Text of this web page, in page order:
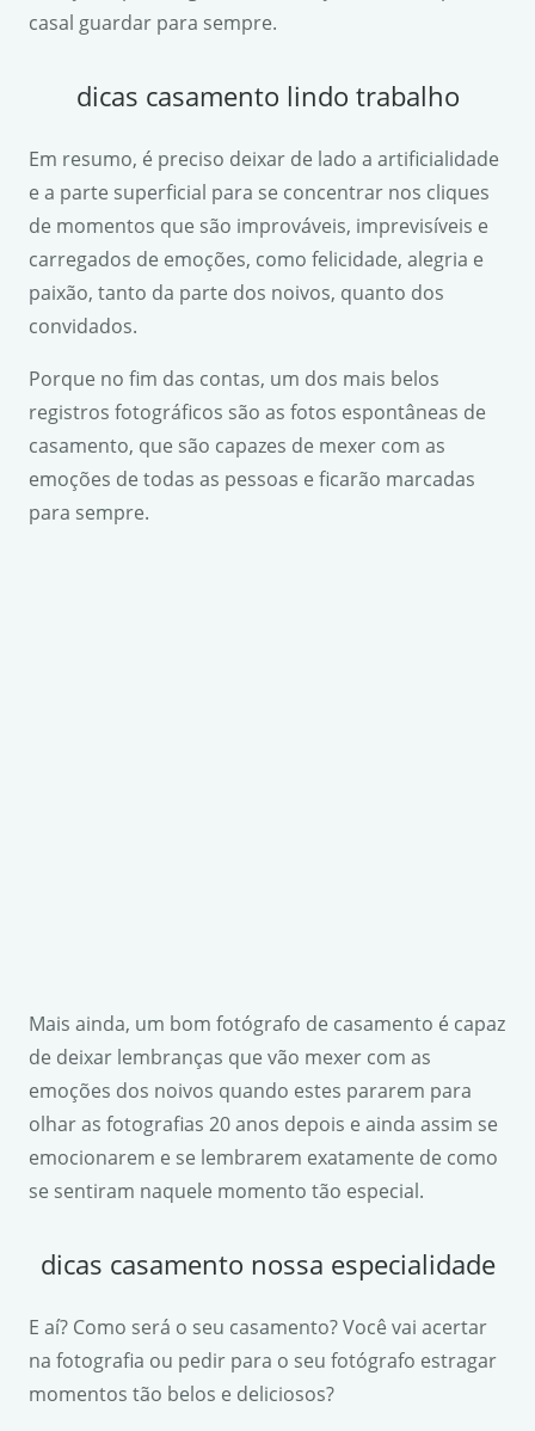
casal guardar para sempre.
dicas casamento lindo trabalho
Em resumo, é preciso deixar de lado a artificialidade
e a parte superficial para se concentrar nos cliques
de momentos que são improváveis, imprevisíveis e
carregados de emoções, como felicidade, alegria e
paixão, tanto da parte dos noivos, quanto dos
convidados.
Porque no fim das contas, um dos mais belos
registros fotográficos são as fotos espontâneas de
casamento, que são capazes de mexer com as
emoções de todas as pessoas e ficarão marcadas
para sempre.
Mais ainda, um bom fotógrafo de casamento é capaz
de deixar lembranças que vão mexer com as
emoções dos noivos quando estes pararem para
olhar as fotografias 20 anos depois e ainda assim se
emocionarem e se lembrarem exatamente de como
se sentiram naquele momento tão especial.
dicas casamento nossa especialidade
E aí? Como será o seu casamento? Você vai acertar
na fotografia ou pedir para o seu fotógrafo estragar
momentos tão belos e deliciosos?